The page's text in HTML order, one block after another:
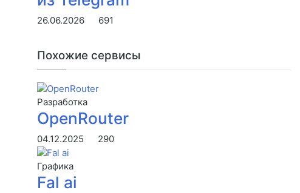
26.06.2026 691
Похожие сервисы
Разработка
OpenRouter
04.12.2025 290
Графика
Fal ai